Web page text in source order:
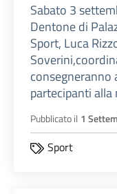
Sabato 3
Dentone di
Sport, Luca
consegneranno
partecipanti
Pubblicato il 1
Sport